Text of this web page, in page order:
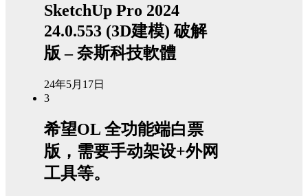
SketchUp Pro 2024
24.0.553 (3D建模) 破解
版 – 奈斯科技軟體
24年5月17日
3
希望OL 全功能端白票
版，需要手动架设+外网
工具等。